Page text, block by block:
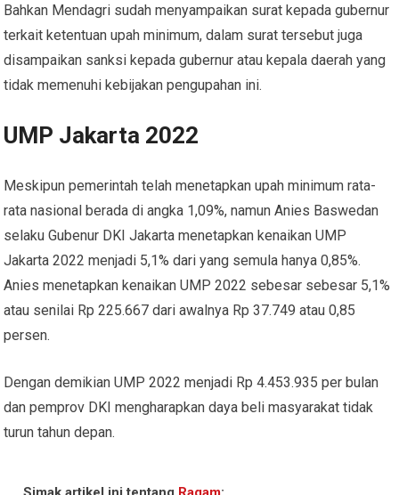
Bahkan Mendagri sudah menyampaikan surat kepada gubernur
terkait ketentuan upah minimum, dalam surat tersebut juga
disampaikan sanksi kepada gubernur atau kepala daerah yang
tidak memenuhi kebijakan pengupahan ini.
UMP Jakarta 2022
Meskipun pemerintah telah menetapkan upah minimum rata-
rata nasional berada di angka 1,09%, namun Anies Baswedan
selaku Gubenur DKI Jakarta menetapkan kenaikan UMP
Jakarta 2022 menjadi 5,1% dari yang semula hanya 0,85%.
Anies menetapkan kenaikan UMP 2022 sebesar sebesar 5,1%
atau senilai Rp 225.667 dari awalnya Rp 37.749 atau 0,85
persen.
Dengan demikian UMP 2022 menjadi Rp 4.453.935 per bulan
dan pemprov DKI mengharapkan daya beli masyarakat tidak
turun tahun depan.